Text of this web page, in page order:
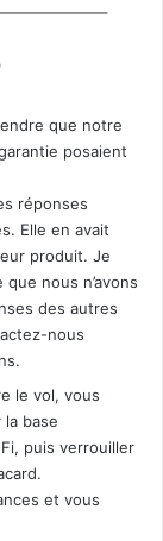
que notre
posaient
réponses
Elle en avait
produit. Je
nous n’avons
des autres
nous
le vol, vous
base
puis verrouiller
et vous